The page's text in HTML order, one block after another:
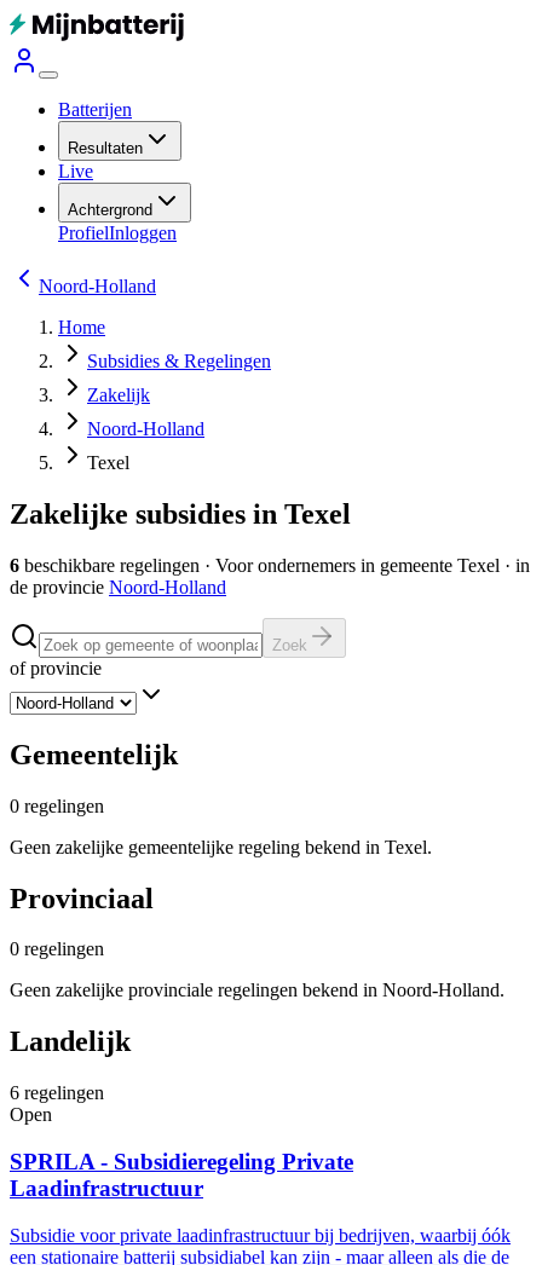
Batterijen
Resultaten
Live
Achtergrond
ProfielInloggen
Noord-Holland
Home
Subsidies & Regelingen
Zakelijk
Noord-Holland
Texel
Zakelijke subsidies in Texel
6 beschikbare regelingen · Voor ondernemers in gemeente Texel · in
de provincie Noord-Holland
Zoek
of provincie
Gemeentelijk
0 regelingen
Geen zakelijke gemeentelijke regeling bekend in Texel.
Provinciaal
0 regelingen
Geen zakelijke provinciale regelingen bekend in Noord-Holland.
Landelijk
6 regelingen
Open
SPRILA - Subsidieregeling Private
Laadinfrastructuur
Subsidie voor private laadinfrastructuur bij bedrijven, waarbij óók
een stationaire batterij subsidiabel kan zijn - maar alleen als die de